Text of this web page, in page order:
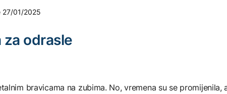
27/01/2025
odrasle
bravicama na zubima. No, vremena su se promijenila,